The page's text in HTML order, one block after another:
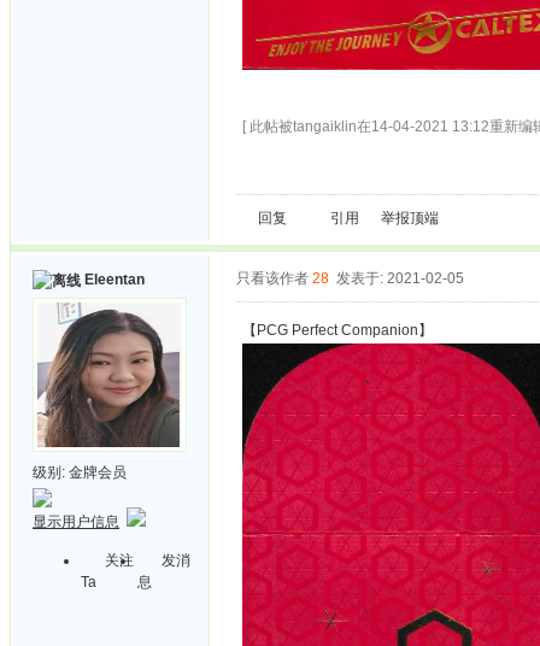
[ 此帖被tangaiklin在14-04-2021 13:12重新编
回复 引用 举报顶端
Eleentan
级别: 金牌会员
显示用户信息
关注
Ta
发消
息
只看该作者 28 发表于: 2021-02-05
【PCG Perfect Companion】